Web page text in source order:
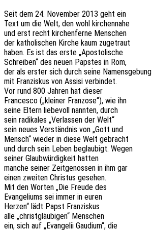
Seit dem 24. Novem­ber 2013 geht ein
Text um die Welt, den wohl kirchennahe
und erst recht kirchen­fer­ne Menschen
der katho­li­schen Kirche kaum zugetraut
haben. Es ist das erste „Apos­to­li­sche
Schrei­ben“ des neuen Paps­tes in Rom,
der als erster sich durch seine Namensgebung
mit Fran­zis­kus von Assisi verbindet.
Vor rund 800 Jahren hat dieser
Fran­ces­co („klei­ner Fran­zo­se“), wie ihn
seine Eltern liebe­voll nann­ten, durch
sein radi­ka­les „Verlas­sen der Welt“
sein neues Verständ­nis von „Gott und
Mensch“ wieder in diese Welt gebracht
und durch sein Leben beglau­bigt. Wegen
seiner Glaub­wür­dig­keit hatten
manche seiner Zeit­ge­nos­sen in ihm gar
einen zwei­ten Chris­tus gesehen.
Mit den Worten „Die Freude des
Evan­ge­li­ums sei immer in euren
Herzen“ lädt Papst Franziskus
alle „christ­gläu­bi­gen“ Menschen
ein, sich auf „Evan­ge­lii Gaudi­um“, die